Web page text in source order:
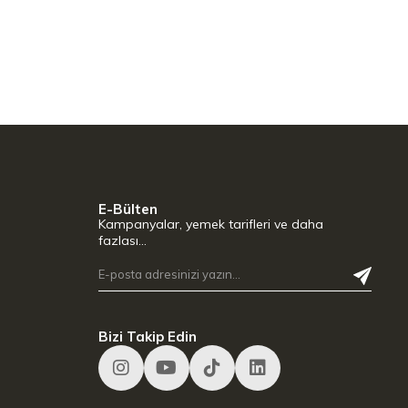
E-Bülten
Kampanyalar, yemek tarifleri ve daha
fazlası…
Bizi Takip Edin